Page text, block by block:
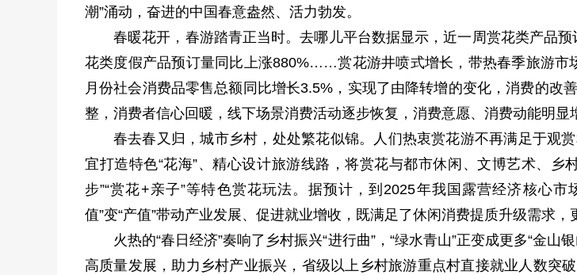
潮”涌动，奋进的中国春意盎然、活力勃发。
春暖花开，春游踏青正当时。去哪儿平台数据显示，近一周赏花类产品
花类度假产品预订量同比上涨880%……赏花游井喷式增长，带热春季旅游市
月份社会消费品零售总额同比增长3.5%，实现了由降转增的变化，消费的改
整，消费者信心回暖，线下场景消费活动逐步恢复，消费意愿、消费动能明显
春去春又归，城市乡村，处处繁花似锦。人们热衷赏花游不再满足于观
宜打造特色“花海”、精心设计旅游线路，将赏花与都市休闲、文博艺术、乡
步”“赏花+亲子”等特色赏花玩法。据预计，到2025年我国露营经济核心
值”变“产值”带动产业发展、促进就业增收，既满足了休闲消费提质升级需求，
火热的“春日经济”奏响了乡村振兴“进行曲”，“绿水青山”正变成更多“金
高质量发展，助力乡村产业振兴，省级以上乡村旅游重点村直接就业人数突